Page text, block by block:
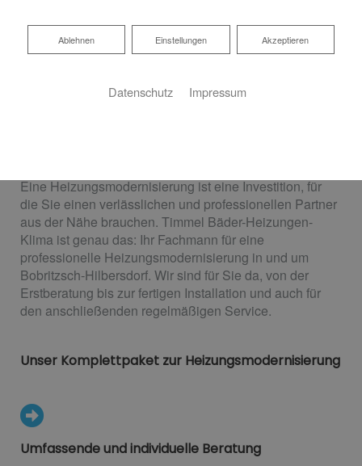
Eine Heizungsmodernisierung ist eine Investition, für
die Sie einen verlässlichen und professionellen Partner
aus der Nähe brauchen. Timmel Bäder-Heizungen-
Klima ist genau das: Ihr Fachmann für eine
professionelle Heizungsmodernisierung in und um
Bobritzsch-Hilbersdorf. Wir sind für Sie da, von der
Erstberatung bis zur fertigen Installation und auch für
den anschließenden regelmäßigen Service.
Unser Komplettpaket zur Heizungsmodernisierung
Umfassende und individuelle Beratung
Akzeptieren
Einstellungen
Ablehnen
Ablehnen
Datenschutz Impressum